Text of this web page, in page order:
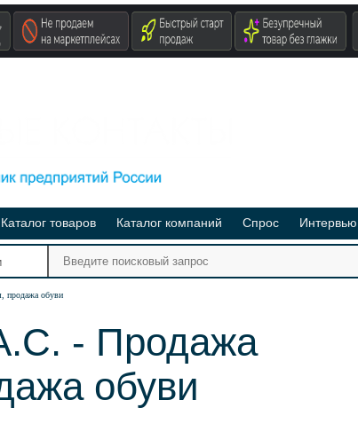
Каталог товаров Каталог компаний Спрос Интервью
продажа обуви
- Продажа
обуви